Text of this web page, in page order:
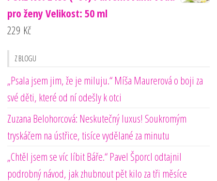
pro ženy Velikost: 50 ml
229 Kč
Z BLOGU
„Psala jsem jim, že je miluju.“ Míša Maurerová o boji za
své děti, které od ní odešly k otci
Zuzana Belohorcová: Neskutečný luxus! Soukromým
tryskáčem na ústřice, tisíce vydělané za minutu
„Chtěl jsem se víc líbit Báře.“ Pavel Šporcl odtajnil
podrobný návod, jak zhubnout pět kilo za tři měsíce